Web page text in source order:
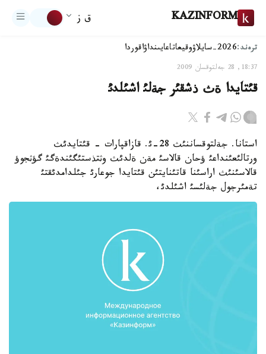
KAZINFORM ق ز
ترەند:2026-سايلاۋ وقيعاتاعايىنداۋاقوردا
18:37, 28 جەلتوقسان 2009
قئتايدا ةث ذشقئر جةلئ اشئلدئ
استانا. جةلتوقساننئث 28-ئ. قازاقپارات - قئتايدئث
ورتالئعئنداعئ ؤحان قالاسئ مةن ةلدئث وثتذستئگئندةگئ گؤثجوؤ
قالاسئنئث اراسئنا قاتئنايتئن قئتايدا جوعارئ جئلدامدئقتئ
تةمئرجول جةلئسئ اشئلدئ،